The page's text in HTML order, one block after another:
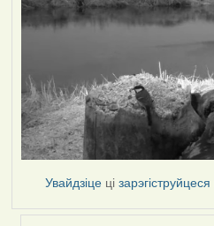
Увайдзіце цізарэгіструйцеся